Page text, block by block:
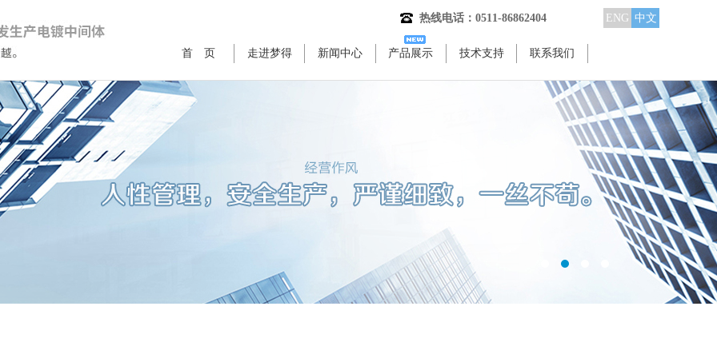
热线电话：0511-86862404 ENG 中文
首 页 走进梦得 新闻中心 产品展示 技术支持 联系我们